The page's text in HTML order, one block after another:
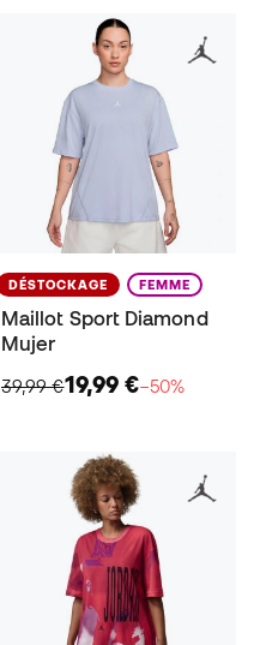
DÉSTOCKAGE FEMME
Maillot Sport Diamond
Mujer
39,99 €19,99 €−50%